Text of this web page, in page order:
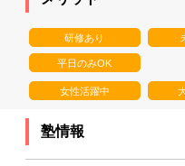
研修あり
平日のみOK
女性活躍中
塾情報